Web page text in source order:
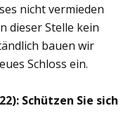
nicht vermieden
dieser Stelle kein
bauen wir
Schloss ein.
Schützen Sie sich